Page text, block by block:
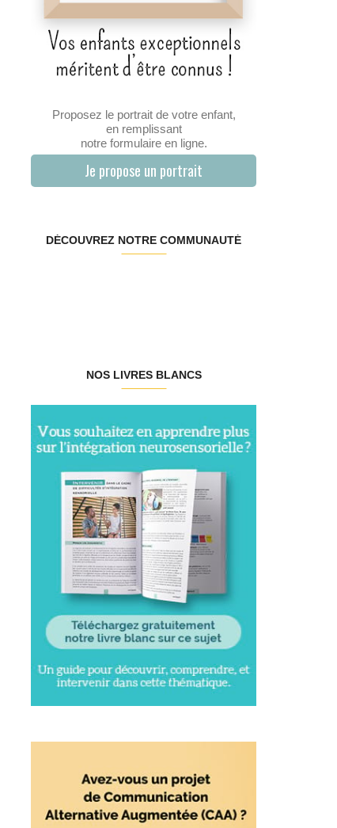
Proposez le portrait de votre enfant,
en remplissant
notre formulaire en ligne.
Je propose un portrait
DÉCOUVREZ NOTRE COMMUNAUTÉ
NOS LIVRES BLANCS